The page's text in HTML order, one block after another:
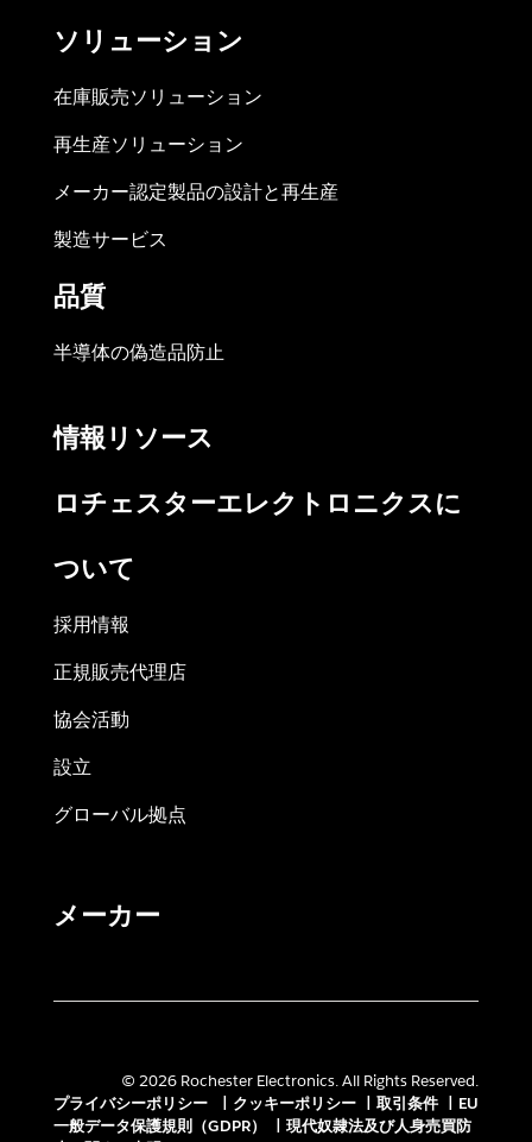
ソリューション
在庫販売ソリューション
再生産ソリューション
メーカー認定製品の設計と再生産
製造サービス
品質
半導体の偽造品防止
情報リソース
ロチェスターエレクトロニクスに
ついて
採用情報
正規販売代理店
協会活動
設立
グローバル拠点
メーカー
© 2026 Rochester Electronics. All Rights Reserved.
プライバシーポリシー
クッキーポリシー 取引条件
EU
一般データ保護規則（GDPR）
現代奴隷法及び人身売買防